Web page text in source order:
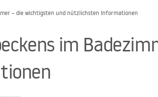
– die wichtigsten und nützlichsten Informationen
im